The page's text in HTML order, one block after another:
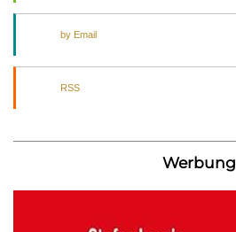
by Email
RSS
Werbung